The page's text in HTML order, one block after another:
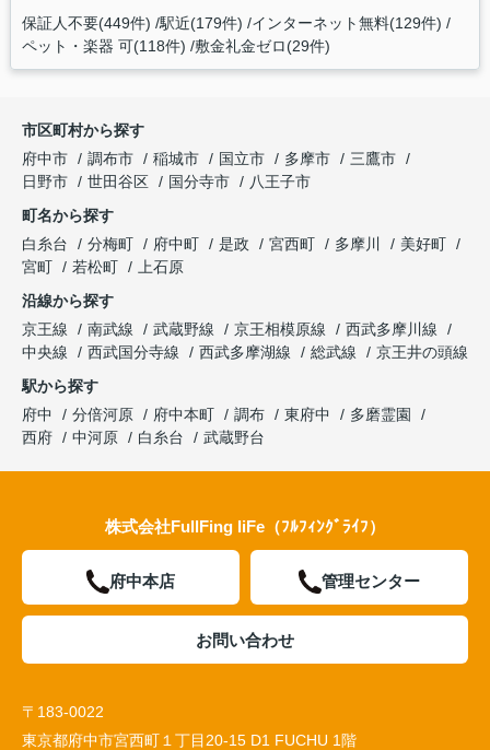
保証人不要(449件) 駅近(179件) インターネット無料(129件)
ペット・楽器 可(118件) 敷金礼金ゼロ(29件)
市区町村から探す
府中市
調布市 稲城市 国立市 多摩市
三鷹市
日野市
世田谷区 国分寺市
八王子市
町名から探す
白糸台
分梅町 府中町 是政 宮西町 多摩川
美好町
宮町
若松町
上石原
沿線から探す
京王線
南武線 武蔵野線 京王相模原線
西武多摩川線
中央線
西武国分寺線 西武多摩湖線 総武線
京王井の頭線
駅から探す
府中
分倍河原 府中本町 調布 東府中
多磨霊園
西府
中河原 白糸台 武蔵野台
株式会社FullFing liFe（ﾌﾙﾌｨﾝｸﾞﾗｲﾌ）
府中本店 管理センター
お問い合わせ
〒183-0022
東京都府中市宮西町１丁目20-15 D1 FUCHU 1階